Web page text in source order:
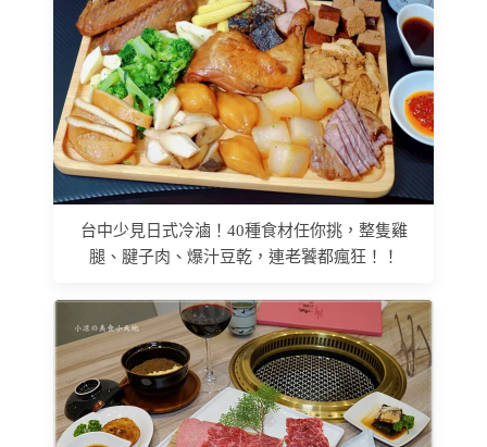
台中少見日式冷滷！40種食材任你挑，整隻雞
腿、腱子肉、爆汁豆乾，連老饕都瘋狂！！